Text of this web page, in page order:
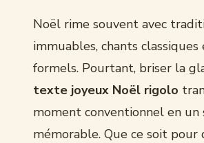
Noël rime souvent avec
immuables, chants
formels. Pourtant, briser la
texte joyeux Noël rigolo
moment conventionnel en un
mémorable. Que ce soit pour